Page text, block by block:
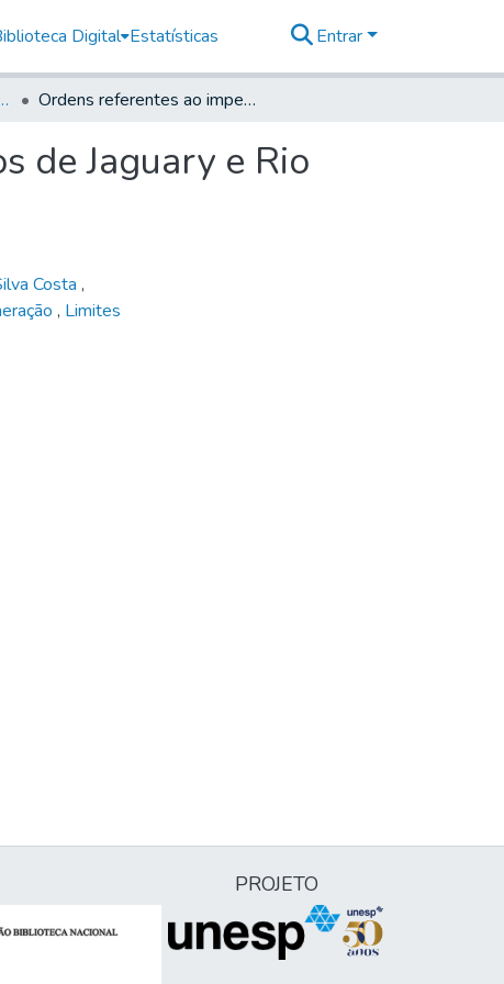
Digital Estatísticas Entrar
e Minas Gerais Ordens referentes ao impedimento dos descobertos de Jaguary e Rio Pardo, 1771. (g)
de Jaguary e Rio
Costa ,
, Limites
PROJETO